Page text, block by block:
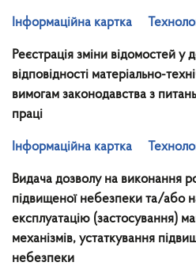
Інформаційна картка
Реєстрація зміни відомостей у
відповідності матеріально-
вимогам законодавства з
праці
Інформаційна картка
Видача дозволу на виконання
підвищеної небезпеки та/або
експлуатацію (застосування)
механізмів, устаткування
небезпеки